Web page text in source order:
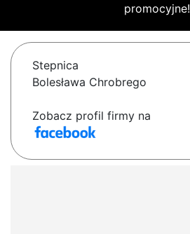
promocyjne!
Stepnica
Bolesława Chrobrego
Zobacz profil firmy na